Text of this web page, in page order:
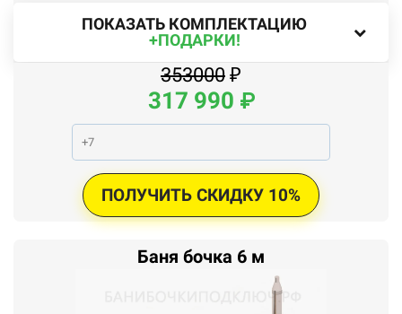
ПОКАЗАТЬ КОМПЛЕКТАЦИЮ
+ПОДАРКИ!
353000 ₽
317 990 ₽
ПОЛУЧИТЬ СКИДКУ 10%
Баня бочка 6 м